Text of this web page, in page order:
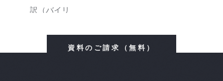
訳（バイリ
ミュニケー
資料のご請求（無料）